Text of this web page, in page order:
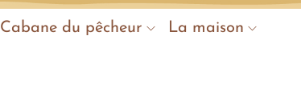
Cabane du pêcheur
La maison